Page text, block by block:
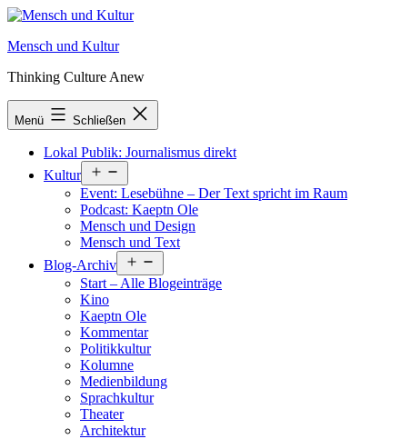
Zum
springen
Mensch und Kultur
Thinking Culture Anew
Menü Schließen
Lokal Publik: Journalismus direkt
Kultur
öffnen
Event: Lesebühne – Der Text spricht im Raum
Podcast: Kaeptn Ole
Mensch und Design
Mensch und Text
Blog-Archiv
öffnen
Start – Alle Blogeinträge
Kino
Kaeptn Ole
Kommentar
Politikkultur
Kolumne
Medienbildung
Sprachkultur
Theater
Architektur